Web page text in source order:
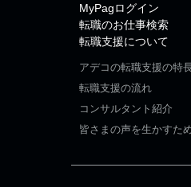
MyPagログイン
転職のお仕事検索
転職支援について
アデコの転職支援の特
転職支援の流れ
コンサルタント紹介
皆さまの声を生かすた